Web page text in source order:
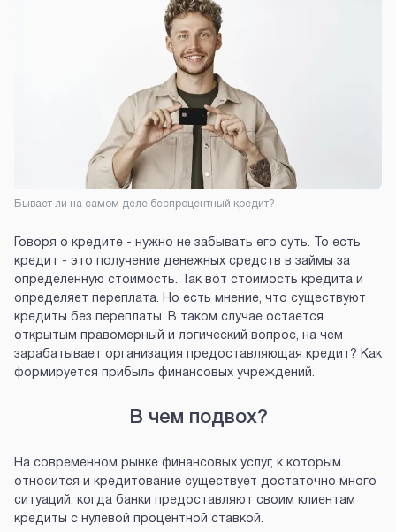
Бывает ли на самом деле беспроцентный кредит?
Говоря о кредите - нужно не забывать его суть. То есть
кредит - это получение денежных средств в займы за
определенную стоимость. Так вот стоимость кредита и
определяет переплата. Но есть мнение, что существуют
кредиты без переплаты. В таком случае остается
открытым правомерный и логический вопрос, на чем
зарабатывает организация предоставляющая кредит? Как
формируется прибыль финансовых учреждений.
В чем подвох?
На современном рынке финансовых услуг, к которым
относится и кредитование существует достаточно много
ситуаций, когда банки предоставляют своим клиентам
кредиты с нулевой процентной ставкой.